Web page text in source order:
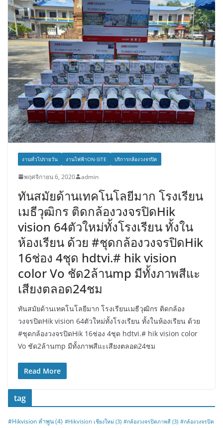
งานทั่วไปรายวัน งานไฟฟ้าON-SITE บริการกล้องวงจรปิด
พฤศจิกายน 6, 2020 admin
ทันสมัยด้านเทคโนโลยีมาก โรงเรียน
เมธีวุฒิกร ติดกล้องวงจรปิดHik
vision 64ตัวใหม่ทั้งโรงเรียน ทั้งใน
ห้องเรียน ด้วย #ชุดกล้องวงจรปิดHik
16ช่อง 4ชุด hdtvi.# hik vision
color Vo ชัด2ล้านmp มีทั้งภาพสีแะ
เสียงตลอด24ชม
ทันสมัยด้านเทคโนโลยีมาก โรงเรียนเมธีวุฒิกร ติดกล้อง
วงจรปิดHik vision 64ตัวใหม่ทั้งโรงเรียน ทั้งในห้องเรียน ด้วย
#ชุดกล้องวงจรปิดHik 16ช่อง 4ชุด hdtvi.# hik vision color
Vo ชัด2ล้านmp มีทั้งภาพสีแะเสียงตลอด24ชม
Read More
tag
#Hikvision ลำพูน(4) #Hikvision เชียงใหม่ (3) #กล้องวงจรปิดภาพสี (3) #กล้องวงจรปิด